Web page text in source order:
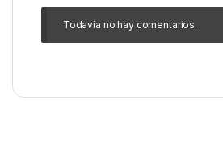
Todavía no hay comentarios.